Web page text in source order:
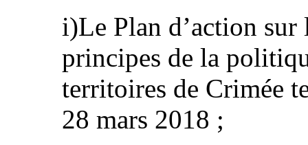
i)Le Plan d’action sur
principes de la
territoires de Crimée
28 mars 2018 ;